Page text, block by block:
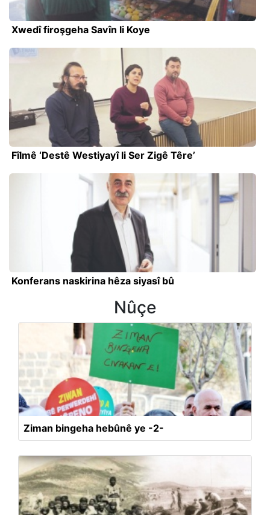
Xwedî firoşgeha Savîn li Koye
Fîlmê ‘Destê Westiyayî li Ser Zigê Têre’
Konferans naskirina hêza siyasî bû
Nûçe
Ziman bingeha hebûnê ye -2-